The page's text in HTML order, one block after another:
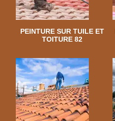
PEINTURE SUR TUILE ET
TOITURE 82